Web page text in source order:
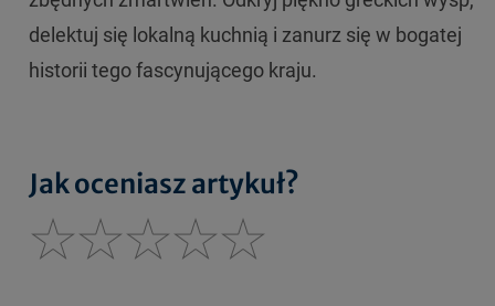
delektuj się lokalną kuchnią i zanurz się w bogatej
historii tego fascynującego kraju.
Jak oceniasz artykuł?